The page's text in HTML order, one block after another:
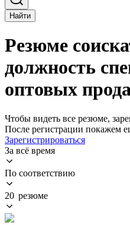
Найти
Резюме
должность
оптовых
Чтобы видеть все резюме,
После регистрации покажем
Зарегистрироваться
За всё время
По соответствию
20 резюме